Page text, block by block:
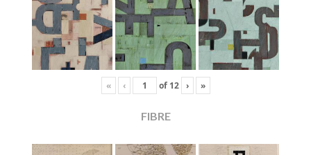
« ‹ of 12 › »
FIBRE